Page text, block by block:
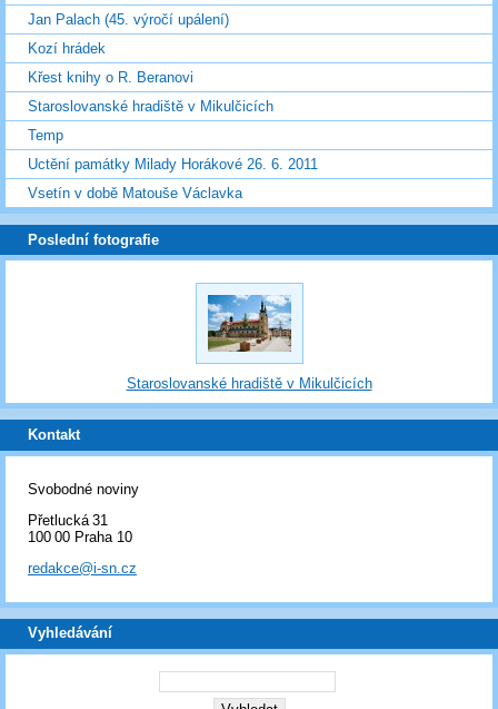
Jan Palach (45. výročí upálení)
Kozí hrádek
Křest knihy o R. Beranovi
Staroslovanské hradiště v Mikulčicích
Temp
Uctění památky Milady Horákové 26. 6. 2011
Vsetín v době Matouše Václavka
Poslední fotografie
Staroslovanské hradiště v Mikulčicích
Kontakt
Svobodné noviny
Přetlucká 31
100 00 Praha 10
redakce@i-sn.cz
Vyhledávání